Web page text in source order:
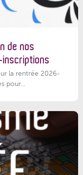
de nos
la rentrée 2026-
pour...